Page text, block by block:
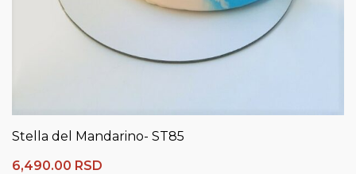
Stella del Mandarino- ST85
6,490.00 RSD